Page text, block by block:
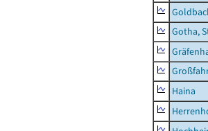
Gotha,
Haina